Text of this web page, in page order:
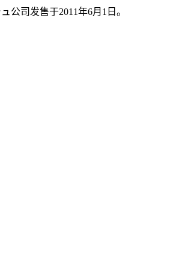
公司发售于2011年6月1日。